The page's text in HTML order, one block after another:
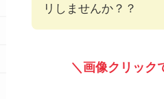
リしませんか？？
＼画像クリック